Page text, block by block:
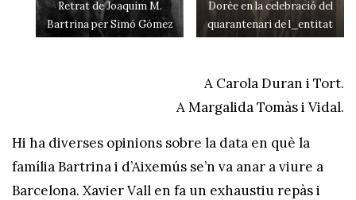
Retrat de Joaquim M.
Bartrina per Simó Gómez
Dorée en la celebració del
quarantenari de l_entitat
A Carola Duran i Tort.
A Margalida Tomàs i Vidal.
Hi ha diverses opinions sobre la data en què la
família Bartrina i d’Aixemús se’n va anar a viure a
Barcelona. Xavier Vall en fa un exhaustiu repàs i